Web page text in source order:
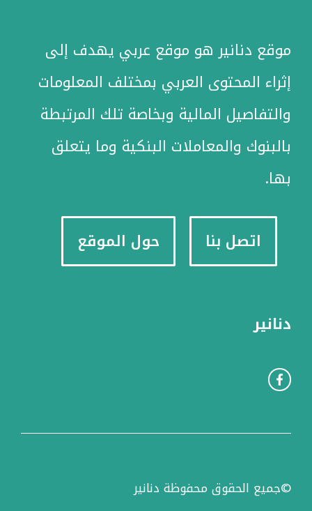
موقع دنانير هو موقع عربي يهدف إلى
إثراء المحتوى العربي بمختلف المعلومات
والتفاصيل المالية وبخاصة تلك المرتبطة
بالبنوك والمعاملات البنكية وما يتعلق
بها.
اتصل بنا حول الموقع
دنانير
©جميع الحقوق محفوظة دنانير